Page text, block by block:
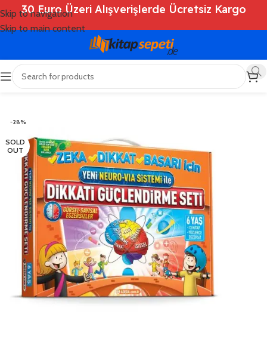
Skip to navigation
Skip to main content
30 Euro Üzeri Alışverişlerde Ücretsiz Kargo
Ana Sayfa Shop
-28%
SOLD
OUT